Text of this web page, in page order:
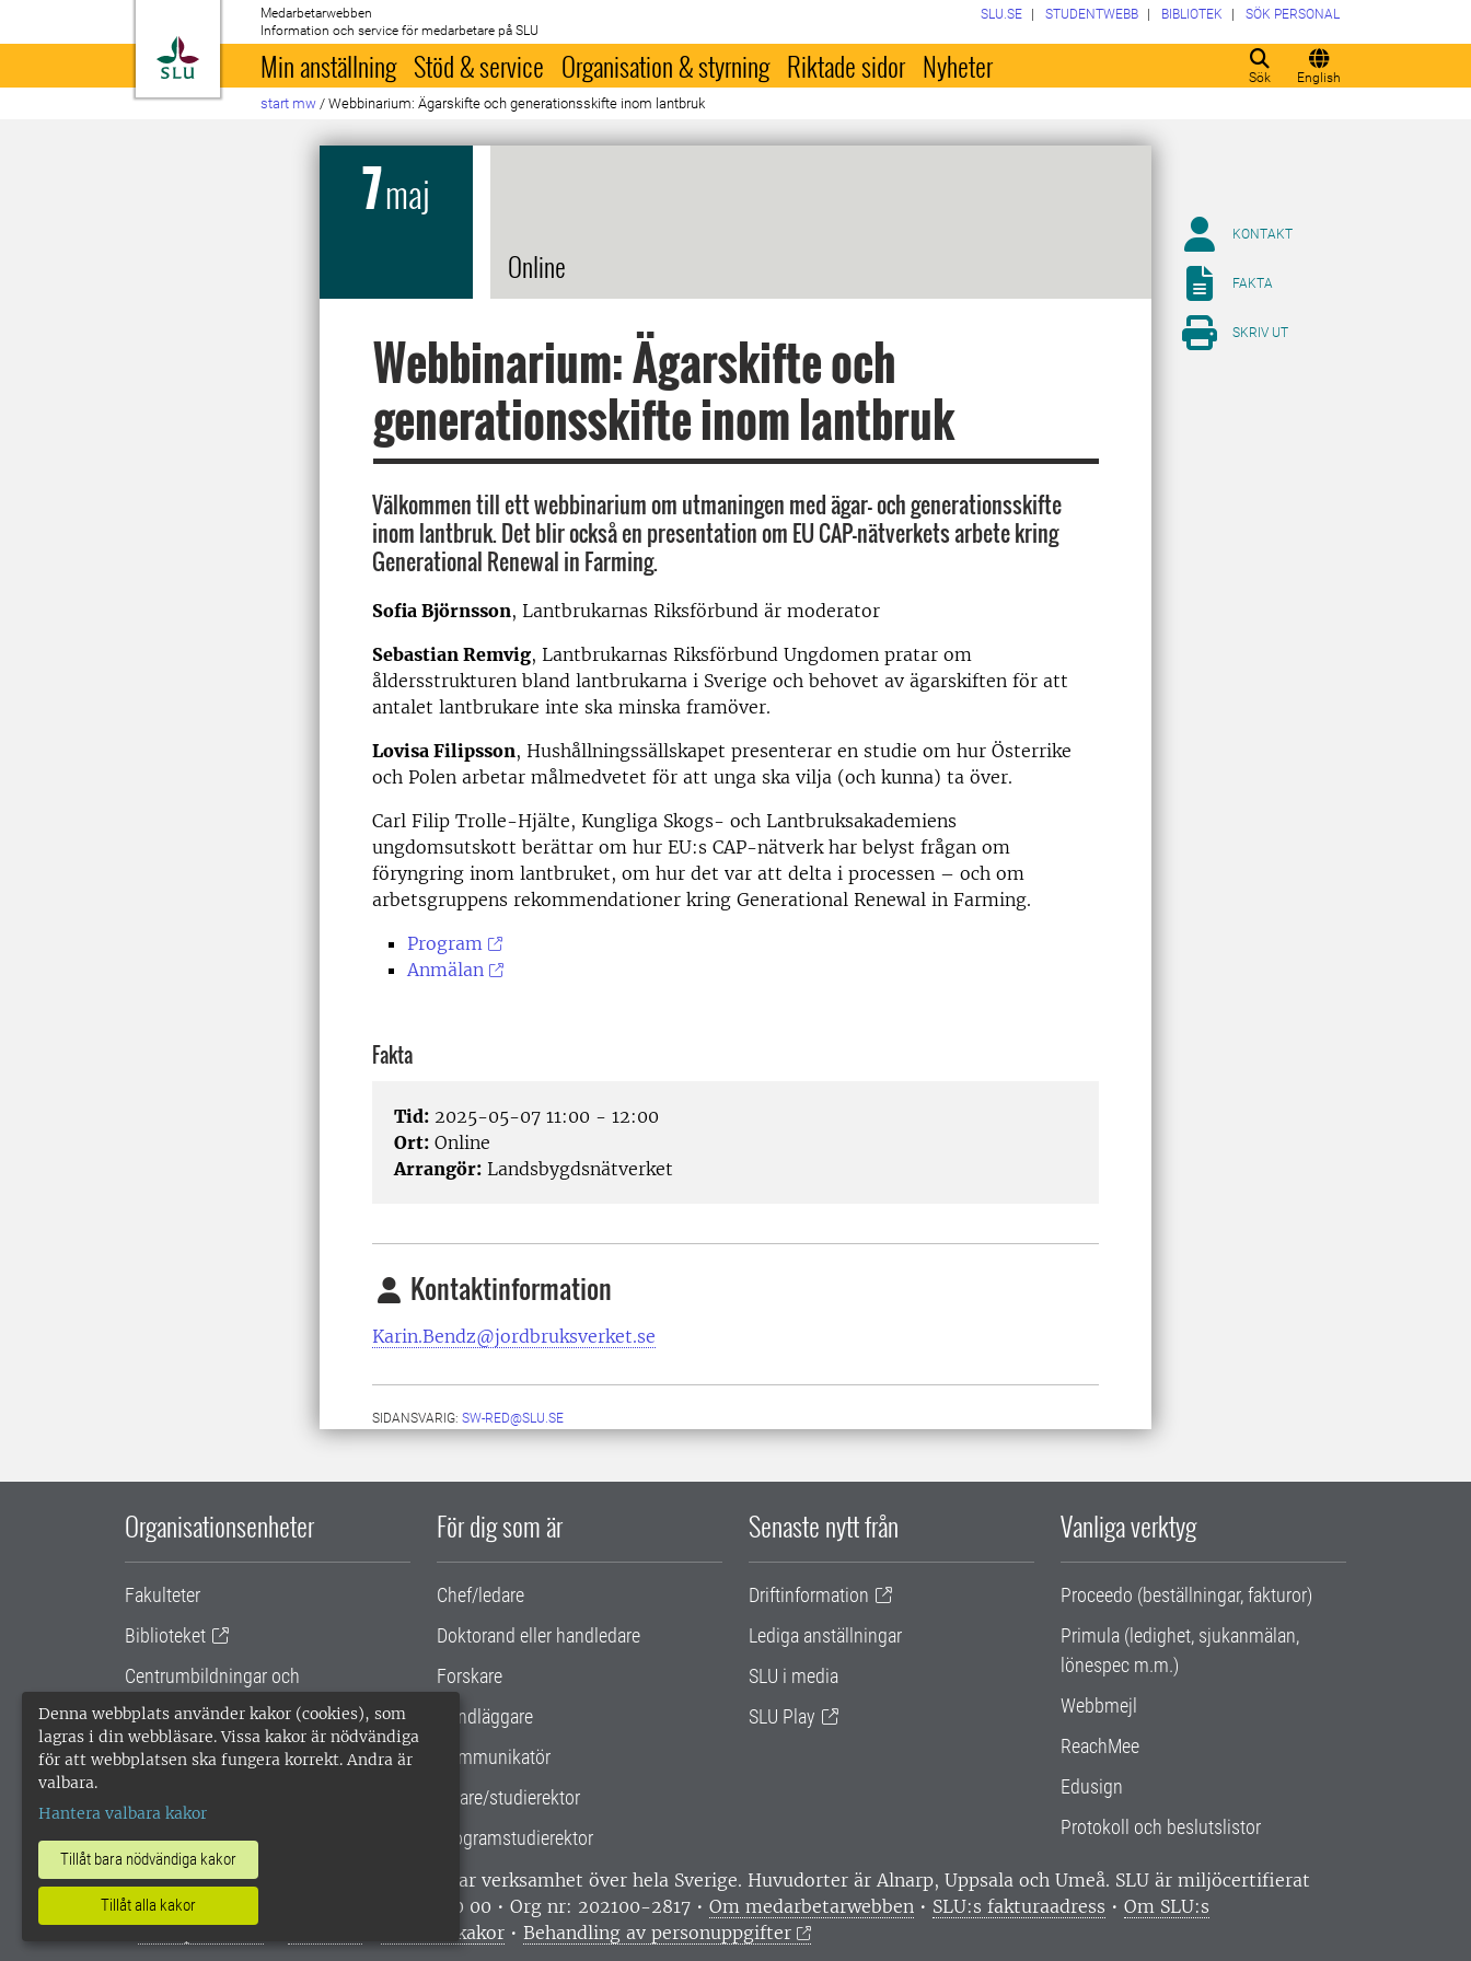
Denna webbplats använder kakor (cookies), som
lagras i din webbläsare. Vissa kakor är nödvändiga
för att webbplatsen ska fungera korrekt. Andra är
valbara.
Hantera valbara kakor
Tillåt bara nödvändiga kakor
Tillåt alla kakor
Till startsida
Medarbetarwebben
Information och service för medarbetare på SLU
Sök English
SLU.SE STUDENTWEBB BIBLIOTEK SÖK PERSONAL
Min anställning Stöd & service Organisation & styrning Riktade sidor Nyheter
start mw / Webbinarium: Ägarskifte och generationsskifte inom lantbruk
7maj
Online
Webbinarium: Ägarskifte och
generationsskifte inom lantbruk
Välkommen till ett webbinarium om utmaningen med ägar- och generationsskifte
inom lantbruk. Det blir också en presentation om EU CAP-nätverkets arbete kring
Generational Renewal in Farming.
Sofia Björnsson, Lantbrukarnas Riksförbund är moderator
Sebastian Remvig, Lantbrukarnas Riksförbund Ungdomen pratar om
åldersstrukturen bland lantbrukarna i Sverige och behovet av ägarskiften för att
antalet lantbrukare inte ska minska framöver.
Lovisa Filipsson, Hushållningssällskapet presenterar en studie om hur Österrike
och Polen arbetar målmedvetet för att unga ska vilja (och kunna) ta över.
Carl Filip Trolle-Hjälte, Kungliga Skogs- och Lantbruksakademiens
ungdomsutskott berättar om hur EU:s CAP-nätverk har belyst frågan om
föryngring inom lantbruket, om hur det var att delta i processen – och om
arbetsgruppens rekommendationer kring Generational Renewal in Farming.
Program
Anmälan
Fakta
Tid: 2025-05-07 11:00 - 12:00
Ort: Online
Arrangör: Landsbygdsnätverket
Kontaktinformation
Karin.Bendz@jordbruksverket.se
SIDANSVARIG: SW-RED@SLU.SE
KONTAKT
FAKTA
SKRIV UT
Organisationsenheter
Fakulteter
Biblioteket
Centrumbildningar och
samarbetsprojekt
Gemensamma verksamhetsstödet
För dig som är
Chef/ledare
Doktorand eller handledare
Forskare
Handläggare
Kommunikatör
Lärare/studierektor
Programstudierektor
Senaste nytt från
Driftinformation
Lediga anställningar
SLU i media
SLU Play
Vanliga verktyg
Proceedo (beställningar, fakturor)
Primula (ledighet, sjukanmälan,
lönespec m.m.)
Webbmejl
ReachMee
Edusign
Protokoll och beslutslistor
SLU, Sveriges lantbruksuniversitet, har verksamhet över hela Sverige. Huvudorter är Alnarp, Uppsala och Umeå. SLU är miljöcertifierat
enligt ISO 14001. •
Telefon: 018-67 10 00 • Org nr: 202100-2817 • Om medarbetarwebben • SLU:s fakturaadress • Om SLU:s
webbplatser
Hantera kakor •Behandling av personuppgifter